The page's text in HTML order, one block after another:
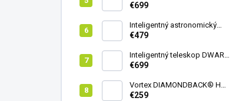
Pack - model 2024
€699
Inteligentný astronomický
teleskop DwarfLab Dwarf
€479
Inteligentný teleskop DWARF
III + originálny statív DWARF 3
€699
Vortex DIAMONDBACK® HD
8X42
€259